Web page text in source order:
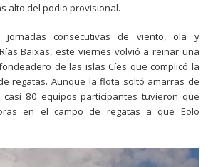
alto del podio provisional.
jornadas consecutivas de viento, ola y
Baixas, este viernes volvió a reinar una
de las islas Cíes que complicó la
regatas. Aunque la flota soltó amarras de
80 equipos participantes tuvieron que
en el campo de regatas a que Eolo